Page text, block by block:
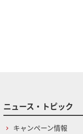
ニュース・トピック
キャンペーン情報